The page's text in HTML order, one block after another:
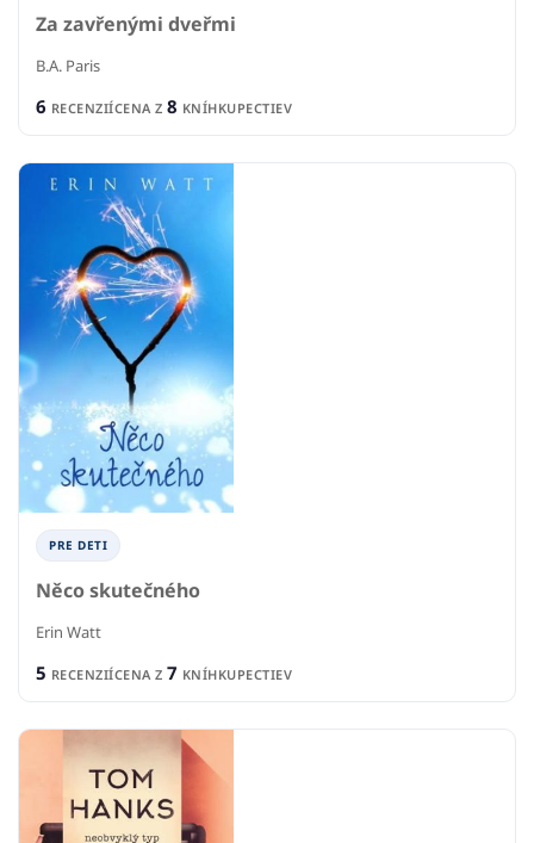
Za zavřenými dveřmi
B.A. Paris
6 RECENZIÍCENA Z 8 KNÍHKUPECTIEV
PRE DETI
Něco skutečného
Erin Watt
5 RECENZIÍCENA Z 7 KNÍHKUPECTIEV